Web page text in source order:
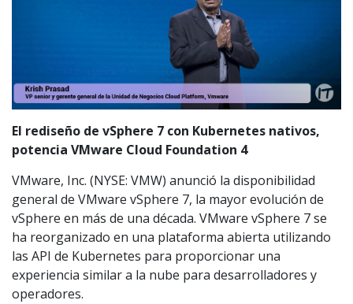
El rediseño de vSphere 7 con Kubernetes nativos,
potencia VMware Cloud Foundation 4
VMware, Inc. (NYSE: VMW) anunció la disponibilidad
general de VMware vSphere 7, la mayor evolución de
vSphere en más de una década. VMware vSphere 7 se
ha reorganizado en una plataforma abierta utilizando
las API de Kubernetes para proporcionar una
experiencia similar a la nube para desarrolladores y
operadores.